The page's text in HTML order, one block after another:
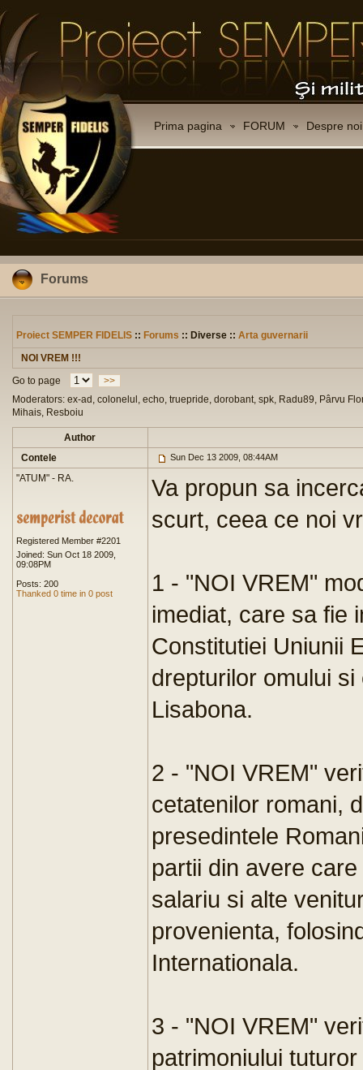
Prima pagina FORUM Despre noi
Forums
Proiect SEMPER FIDELIS :: Forums :: Diverse :: Arta guvernarii
NOI VREM !!!
Go to page
>>
Moderators: ex-ad, colonelul, echo, truepride, dorobant, spk, Radu89, Pârvu
Mihais, Resboiu
Author
Contele
Sun Dec 13 2009, 08:44AM
"ATUM" - RA.
Registered Member #2201
Joined: Sun Oct 18 2009,
09:08PM
Posts: 200
Thanked 0 time in 0 post
Va propun sa
scurt, ceea ce noi
1 - "NOI VREM"
imediat, care sa fie
Constitutiei Uniunii
drepturilor omului
Lisabona.
2 - "NOI VREM"
cetatenilor romani,
presedintele
partii din avere
salariu si alte
provenienta,
Internationala.
3 - "NOI VREM"
patrimoniului